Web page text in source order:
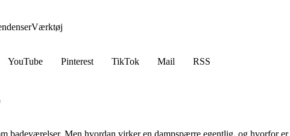
Værktøj
YouTube Pinterest TikTok Mail
RSS
badeværelser. Men hvordan virker en dampspærre egentlig, og hvorfor